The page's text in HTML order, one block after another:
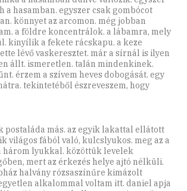
a hasamban. egyszer csak gombócot
könnyet az arcomon. még jobban
a földre koncentrálok. a lábamra, mely
kinyílik a fekete rácskapu. a keze
lévő vaskeresztet. már a sírnál is ilyen
állt. ismeretlen. talán mindenkinek.
érzem a szívem heves dobogását. egy
tekintetéből észreveszem, hogy
postaláda más. az egyik lakattal ellátott
világos fából való, kulcslyukos. meg az a
három lyukkal. közöttük levelek
mert az érkezés helye ajtó nélküli.
halvány rózsaszínűre kimázolt
alkalommal voltam itt. daniel apja